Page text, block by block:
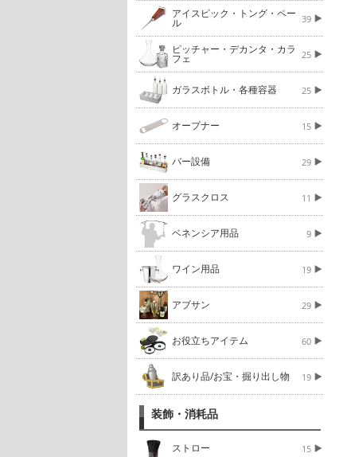
アイスピック・トング・ペー
ル 39
ピッチャー・デカンタ・カラ
フェ 25
ガラスボトル・各種容器 25
オープナー 15
バー設備 29
グラスクロス 11
ベネンシア用品 9
ワイン用品 19
アブサン 29
お役立ちアイテム 60
訳あり品/お宝・掘り出し物 19
装飾・消耗品
ストロー 15